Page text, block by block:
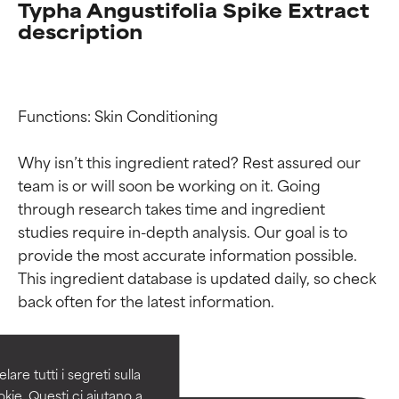
tutti i segreti sulla
Questi ci aiutano a
Typha Angustifolia Spike Extract
description
Functions: Skin Conditioning
Why isn’t this ingredient rated? Rest assured our
team is or will soon be working on it. Going
through research takes time and ingredient
studies require in-depth analysis. Our goal is to
provide the most accurate information possible.
This ingredient database is updated daily, so check
Valutazione degli
ingredienti
Comprovati e sostenuti da studi
indipendenti. Ingrediente attivo
Valutazione degli
ingredienti
Comprovati e sostenuti da studi
indipendenti. Ingrediente attivo